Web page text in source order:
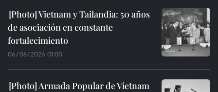
Vietnam y Tailandia: 50 años
de asociación en constante
fortalecimiento
06/08/2026 01:00
Armada Popular de Vietnam